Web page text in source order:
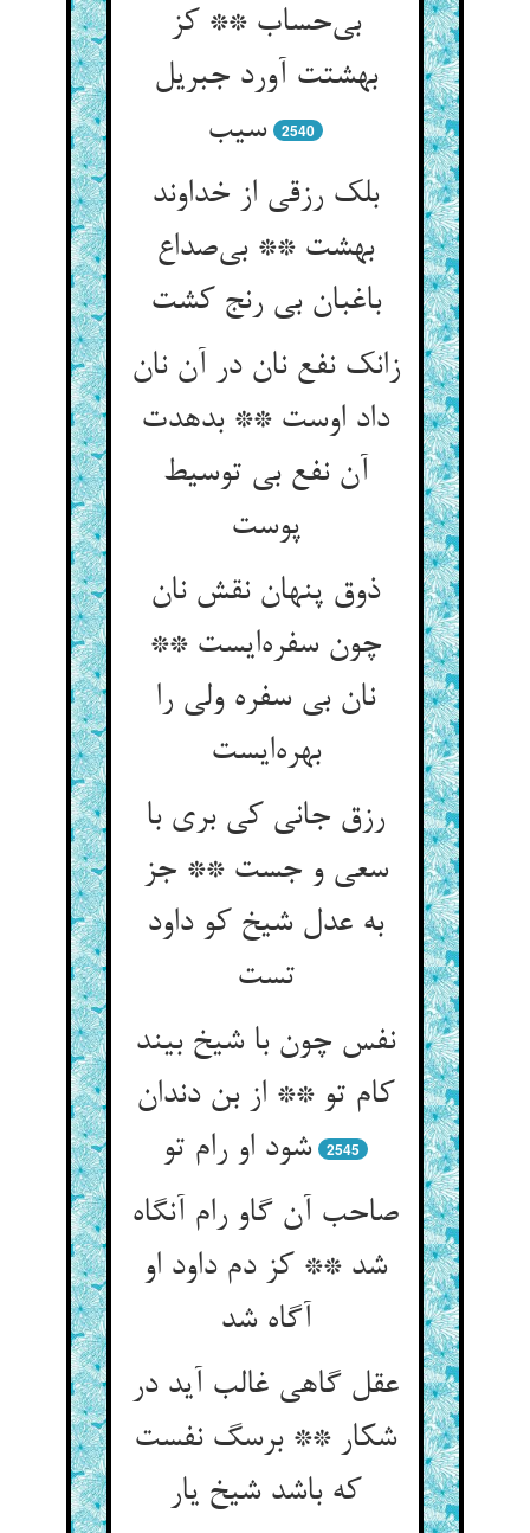
بی‌حساب ** کز
بهشتت آورد جبریل
سیب
2540
بلک رزقی از خداوند
بهشت ** بی‌صداع
باغبان بی رنج کشت
زانک نفع نان در آن نان
داد اوست ** بدهدت
آن نفع بی توسیط
پوست
ذوق پنهان نقش نان
چون سفره‌ایست **
نان بی سفره ولی را
بهره‌ایست
رزق جانی کی بری با
سعی و جست ** جز
به عدل شیخ کو داود
تست
نفس چون با شیخ بیند
کام تو ** از بن دندان
شود او رام تو
2545
صاحب آن گاو رام آنگاه
شد ** کز دم داود او
آگاه شد
عقل گاهی غالب آید در
شکار ** برسگ نفست
که باشد شیخ یار